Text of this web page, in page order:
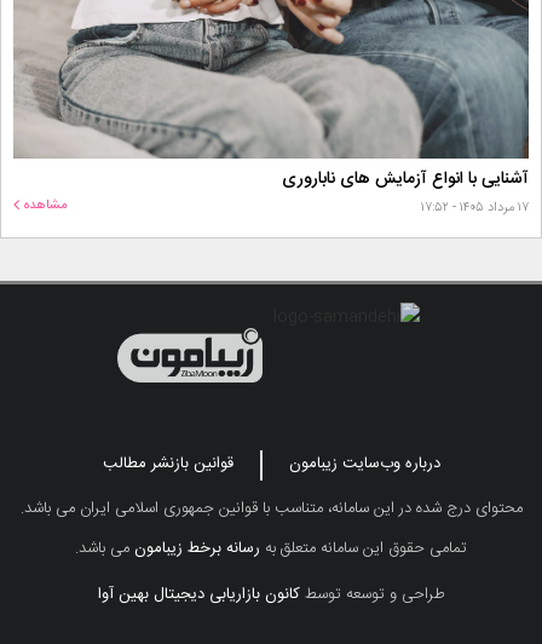
آشنایی با انواع آزمایش های ناباروری
۱۷ مرداد ۱۴۰۵ - ۱۷:۵۲ مشاهده
درباره وب‌سایت زیبامون
قوانین بازنشر مطالب
محتوای درج شده در این سامانه، متناسب با قوانین جمهوری اسلامی ایران می باشد.
تمامی حقوق این سامانه متعلق به رسانه برخط زیبامونمی باشد.
طراحی و توسعه توسطکانون بازاریابی دیجیتال بهین آوا